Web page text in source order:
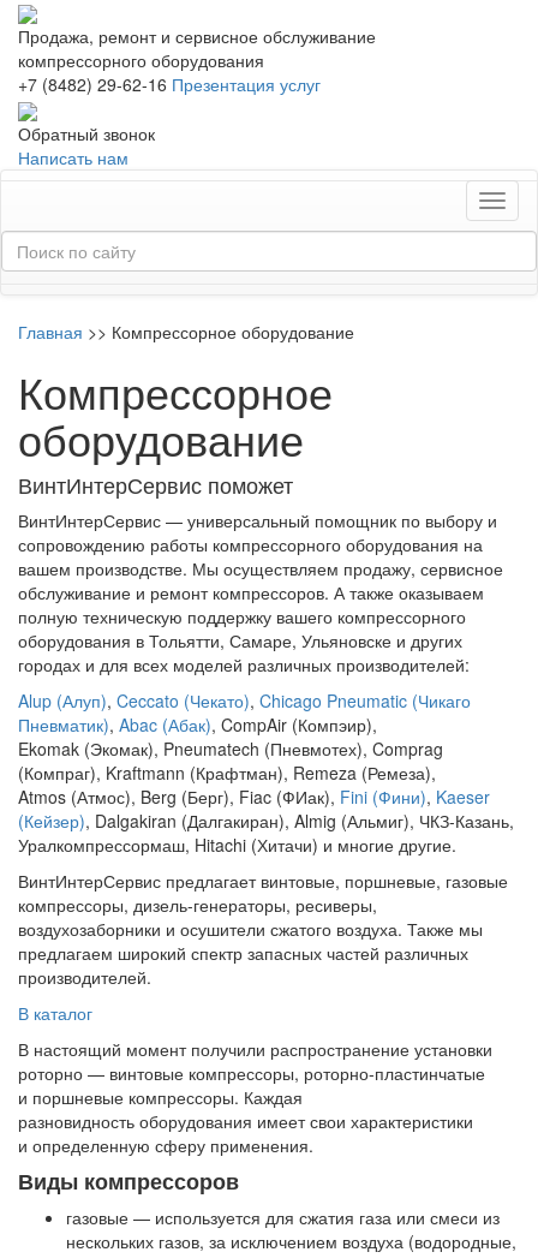
Продажа, ремонт и сервисное обслуживание
компрессорного оборудования
+7 (8482) 29-62-16 Презентация услуг
Обратный звонок
Написать нам
Главная >> Компрессорное оборудование
Компрессорное
оборудование
ВинтИнтерСервис поможет
ВинтИнтерСервис — универсальный помощник по выбору и
сопровождению работы компрессорного оборудования на
вашем производстве. Мы осуществляем продажу, сервисное
обслуживание и ремонт компрессоров. А также оказываем
полную техническую поддержку вашего компрессорного
оборудования в Тольятти, Самаре, Ульяновске и других
городах и для всех моделей различных производителей:
Alup (Алуп), Ceccato (Чекато), Chicago Pneumatic (Чикаго
Пневматик), Abac (Абак), CompAir (Компэир),
Ekomak (Экомак), Pneumatech (Пневмотех), Comprag
(Компраг), Kraftmann (Крафтман), Remeza (Ремеза),
Atmos (Атмос), Berg (Берг), Fiac (ФИак), Fini (Фини), Kaeser
(Кейзер), Dalgakiran (Далгакиран), Almig (Альмиг), ЧКЗ-Казань,
Уралкомпрессормаш, Hitachi (Хитачи) и многие другие.
ВинтИнтерСервис предлагает винтовые, поршневые, газовые
компрессоры, дизель-генераторы, ресиверы,
воздухозаборники и осушители сжатого воздуха. Также мы
предлагаем широкий спектр запасных частей различных
производителей.
В каталог
В настоящий момент получили распространение установки
роторно — винтовые компрессоры, роторно-пластинчатые
и поршневые компрессоры. Каждая
разновидность оборудования имеет свои характеристики
и определенную сферу применения.
Виды компрессоров
газовые — используется для сжатия газа или смеси из
нескольких газов, за исключением воздуха (водородные,